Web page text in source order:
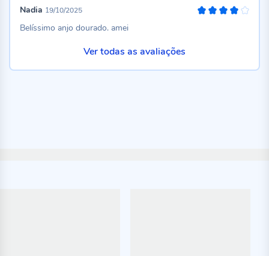
Nadia 19/10/2025
Belíssimo anjo dourado. amei
Ver todas as avaliações